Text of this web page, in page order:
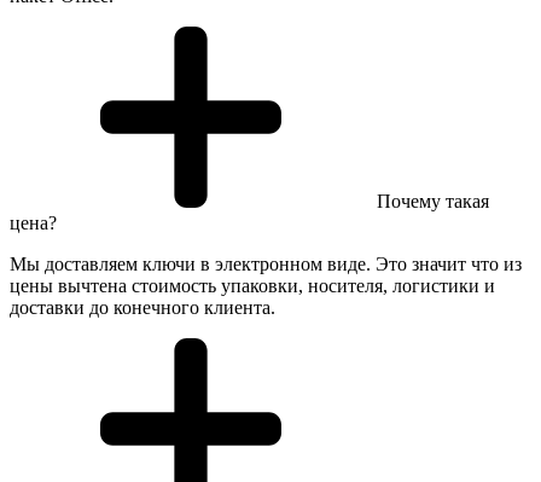
Почему такая
цена?
Мы доставляем ключи в электронном виде. Это значит что из
цены вычтена стоимость упаковки, носителя, логистики и
доставки до конечного клиента.